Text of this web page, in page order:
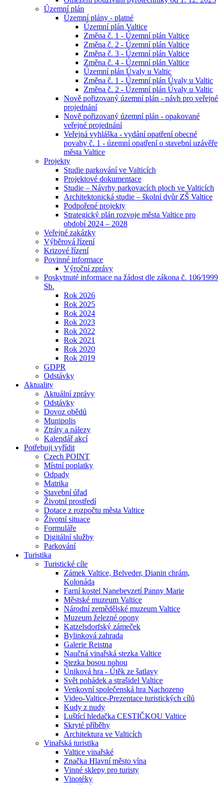
Územní plán
Územní plány - platné
Územní plán Valtice
Změna č. 1 - Územní plán Valtice
Změna č. 2 - Územní plán Valtice
Změna č. 3 - Územní plán Valtice
Změna č. 4 - Územní plán Valtice
Územní plán Úvaly u Valtic
Změna č. 1 - Územní plán Úvaly u Valtic
Změna č. 2 - Územní plán Úvaly u Valtic
Nově pořizovaný územní plán - návh pro veřejné
projednání
Nově pořizovaný územní plán - opakované
veřejné projednání
Veřejná vyhláška - vydání opatření obecné
povahy č. 1 - územní opatření o stavební uzávěře
města Valtice
Projekty
Studie parkování ve Valticích
Projektové dokumentace
Studie – Návrhy parkovacích ploch ve Valticích
Architektonická studie – školní dvůr ZŠ Valtice
Podpořené projekty
Strategický plán rozvoje města Valtice pro
období 2024 – 2028
Veřejné zakázky
Výběrová řízení
Krizové řízení
Povinné informace
Výroční zprávy
Poskytnuté informace na žádost dle zákona č. 106⁄1999
Sb.
Rok 2026
Rok 2025
Rok 2024
Rok 2023
Rok 2022
Rok 2021
Rok 2020
Rok 2019
GDPR
Odstávky
Aktuality
Aktuální zprávy
Odstávky
Dovoz obědů
Munipolis
Ztráty a nálezy
Kalendář akcí
Potřebuji vyřídit
Czech POINT
Místní poplatky
Odpady
Matrika
Stavební úřad
Životní prostředí
Dotace z rozpočtu města Valtice
Životní situace
Formuláře
Digitální služby
Parkování
Turistika
Turistické cíle
Zámek Valtice, Belveder, Dianin chrám,
Kolonáda
Farní kostel Nanebevzetí Panny Marie
Městské muzeum Valtice
Národní zemědělské muzeum Valtice
Muzeum železné opony
Katzelsdorfský zámeček
Bylinková zahrada
Galerie Reistna
Naučná vinařská stezka Valtice
Stezka bosou nohou
Úniková hra - Útěk ze šatlavy
Svět pohádek a strašidel Valtice
Venkovní společenská hra Nachozeno
Video-Valtice-Prezentace turistických cílů
Kudy z nudy
Luštící hledačka CESTIČKOU Valtice
Skryté příběhy
Architektura ve Valticích
Vinařská turistika
Valtice vinařské
Značka Hlavní město vína
Vinné sklepy pro turisty
Vinotéky